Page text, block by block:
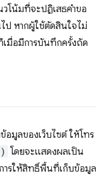
โน้มที่จะปฏิเสธคําขอ
ป หากผู้ใช้ตัดสินใจไม่
มื่อมีการบันทึกครั้งถัด
อมูลของเว็บไซต์ ให้โทร
โดยจะแสดงผลเป็น
ารให้สิทธิ์พื้นที่เก็บข้อมูล